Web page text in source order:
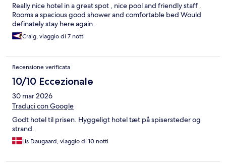
Really nice hotel in a great spot , nice pool and friendly staff .
Rooms a spacious good shower and comfortable bed Would
definately stay here again .
Craig, viaggio di 7 notti
Recensione verificata
10/10 Eccezionale
30 mar 2026
Traduci con Google
Godt hotel til prisen. Hyggeligt hotel tæt på spisersteder og
strand.
Lis Daugaard, viaggio di 10 notti